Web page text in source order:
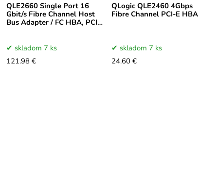
QLE2660 Single Port 16
Gbit/s Fibre Channel Host
Bus Adapter / FC HBA, PCI-
skladom 7 ks
121.98 €
QLogic QLE2460 4Gbps
Fibre Channel PCI-E HBA
skladom 7 ks
24.60 €